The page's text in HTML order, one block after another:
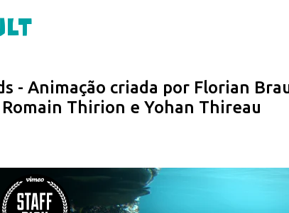
- Animação criada por Florian
Thirion e Yohan Thireau